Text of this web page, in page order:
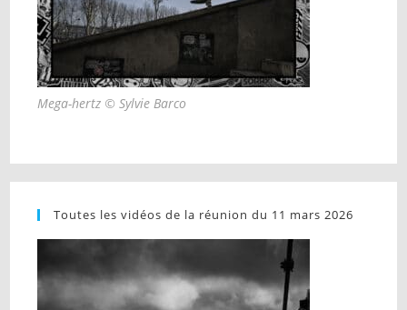
Mega-hertz © Sylvie Barco
Toutes les vidéos de la réunion du 11 mars 2026